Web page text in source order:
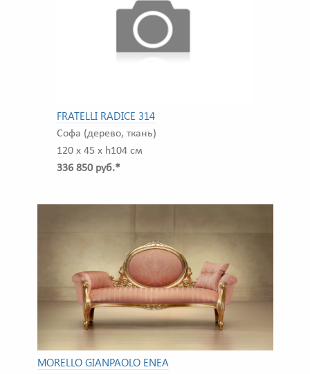
FRATELLI RADICE 314
Софа (дерево, ткань)
120 x 45 x h104 см
336 850 руб.*
MORELLO GIANPAOLO ENEA